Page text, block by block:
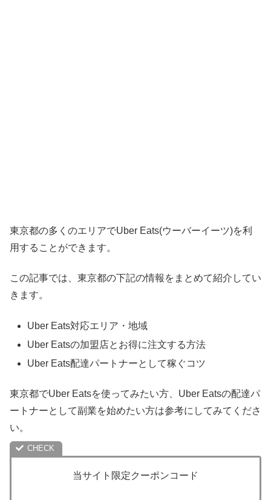
東京都の多くのエリアでUber Eats(ウーバーイーツ)を利
用することができます。
この記事では、東京都の下記の情報をまとめて紹介してい
きます。
Uber Eats対応エリア・地域
Uber Eatsの加盟店とお得に注文する方法
Uber Eats配達パートナーとして稼ぐコツ
東京都でUber Eatsを使ってみたい方、Uber Eatsの配達パ
ートナーとして副業を始めたい方は参考にしてみてくださ
い。
当サイト限定クーポンコード